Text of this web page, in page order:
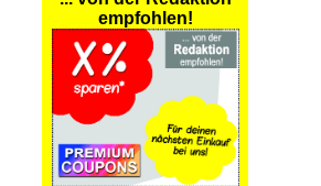
empfohlen!